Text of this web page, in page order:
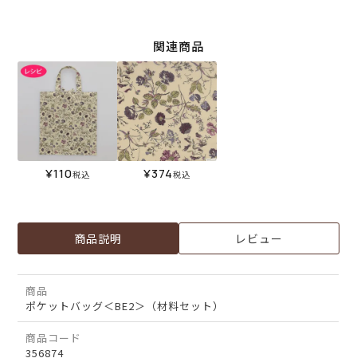
関連商品
¥110税込 ¥374税込
商品説明 レビュー
商品
ポケットバッグ＜BE2＞（材料セット）
商品コード
356874